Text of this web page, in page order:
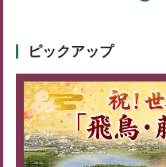
ピックアップ